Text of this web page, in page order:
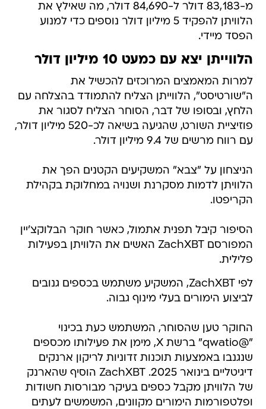
מ-83,183 דולר ל-84,690 דולר, מה שאילץ את
הלוויתן להפקיד 5 מיליון דולר נוספים כדי למנוע
הפסד מיידי.
הלווייתן יצא עם כמעט 10 מיליון דולר
למרות המאמצים המרוכזים להכשיל את
ה"שורטיסט", הלווייתן הצליח להתמודד בהצלחה עם
הלחץ, ובסופו של דבר, הסוחר הצליח לסגור את
פוזיציית השורט, שהגיעה בשיאה לכ-520 מיליון דולר,
עם רווח מרשים של 9.4 מיליון דולר.
הניצחון על "צבא" המשקיעים הקטנים הפך את
הלוויתן לדמות מסקרנת ושנויה במחלוקת בקהילת
הקריפטו.
הסיפור קיבל תפנית אתמול, כאשר חוקר הבלוקצ'יין
המפורסם ZachXBT האשים את הלוויתן בפעילות
פלילית.
לפי ZachXBT, המשקיע משתמש בכספים גנובים
לביצוע הימורים בעלי מינוף גבוה.
החוקר טען שהסוחר, המשתמש כעת בכינוי
"@qwatio" ברשת X, מימן את פעילותו מכספים
שנגנבו באמצעות תוכנות זדוניות לריקון ארנקים
דיגיטליים בינואר 2025. ZachXBT הוסיף שהארנק
של הלוויתן מקבל כספים בעיקר מבורסות חשודות
ופלטפורמות הימורים מקוונים, המשמשים לעתים